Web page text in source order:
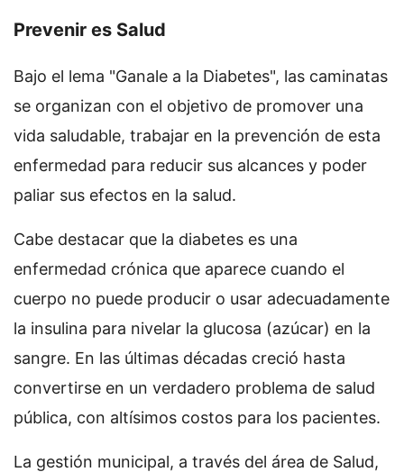
Prevenir es Salud
Bajo el lema "Ganale a la Diabetes", las caminatas
se organizan con el objetivo de promover una
vida saludable, trabajar en la prevención de esta
enfermedad para reducir sus alcances y poder
paliar sus efectos en la salud.
Cabe destacar que la diabetes es una
enfermedad crónica que aparece cuando el
cuerpo no puede producir o usar adecuadamente
la insulina para nivelar la glucosa (azúcar) en la
sangre. En las últimas décadas creció hasta
convertirse en un verdadero problema de salud
pública, con altísimos costos para los pacientes.
La gestión municipal, a través del área de Salud,